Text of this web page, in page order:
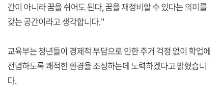
간이 아니라 꿈을 쉬어도 된다, 꿈을 재정비할 수 있다는 의미를
갖는 공간이라고 생각합니다."
교육부는 청년들이 경제적 부담으로 인한 주거 걱정 없이 학업에
전념하도록 쾌적한 환경을 조성하는데 노력하겠다고 밝혔습니
다.